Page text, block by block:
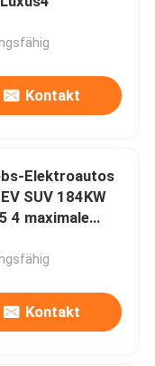
Kontakt
Elektroautos
SUV 184KW
4 maximale
Kontakt